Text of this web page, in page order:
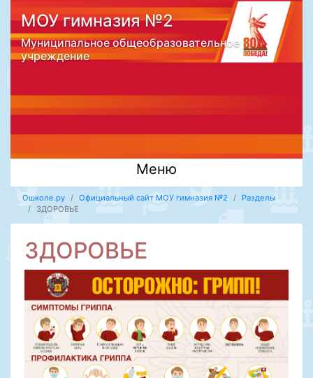
МОУ гимназия №2
Муниципальное общеобразовательное
учреждение
Меню
Ошколе.ру Официальный сайт МОУ гимназия №2
Разделы
ЗДОРОВЬЕ
ЗДОРОВЬЕ